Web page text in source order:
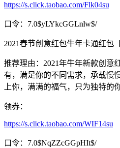
https://s.click.taobao.com/Flk04su
口令：7.0$yLYkcGGLnlw$/
2021春节创意红包牛年卡通红包
推荐理由：2021年牛年新款创意
有，满足你的不同需求，承载慢
上你，满满的福气，只为独特的你
领券：
https://s.click.taobao.com/WIF14su
口令：7.0$NqZZcGGpHIt$/